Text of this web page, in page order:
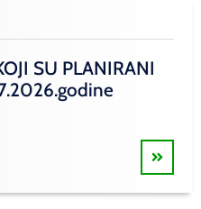
SU PLANIRANI